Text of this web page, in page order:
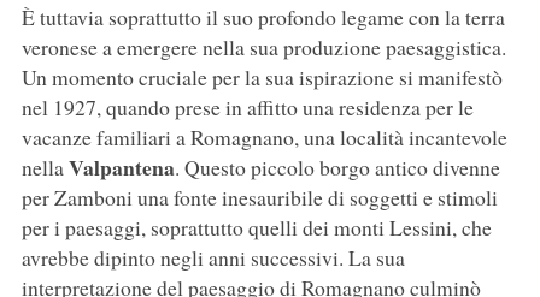
È tuttavia soprattutto il suo profondo legame con la terra
veronese a emergere nella sua produzione paesaggistica.
Un momento cruciale per la sua ispirazione si manifestò
nel 1927, quando prese in affitto una residenza per le
vacanze familiari a Romagnano, una località incantevole
nellaValpantena. Questo piccolo borgo antico divenne
per Zamboni una fonte inesauribile di soggetti e stimoli
per i paesaggi, soprattutto quelli dei monti Lessini, che
avrebbe dipinto negli anni successivi. La sua
interpretazione del paesaggio di Romagnano culminò